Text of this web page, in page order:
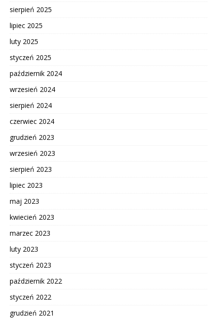
sierpień 2025
lipiec 2025
luty 2025
styczeń 2025
październik 2024
wrzesień 2024
sierpień 2024
czerwiec 2024
grudzień 2023
wrzesień 2023
sierpień 2023
lipiec 2023
maj 2023
kwiecień 2023
marzec 2023
luty 2023
styczeń 2023
październik 2022
styczeń 2022
grudzień 2021